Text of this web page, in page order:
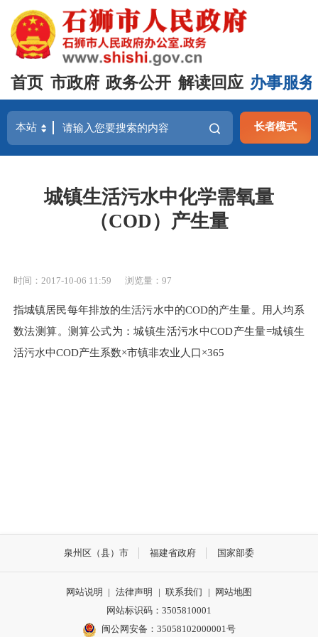
首页 市政府 政务公开 解读回应 办事服务
长者模式
城镇生活污水中化学需氧量
（COD）产生量
时间：2017-10-06 11:59 浏览量： 97
指城镇居民每年排放的生活污水中的COD的产生量。用人均系
数法测算。测算公式为：城镇生活污水中COD产生量=城镇生
活污水中COD产生系数×市镇非农业人口×365
泉州区（县）市 福建省政府 国家部委
网站说明 | 法律声明 | 联系我们 |
网站地图
网站标识码：3505810001
闽公网安备：35058102000001号